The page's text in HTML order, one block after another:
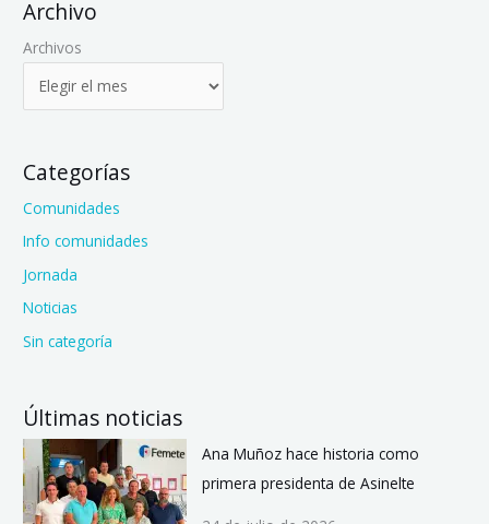
Archivo
Archivos
Categorías
Comunidades
Info comunidades
Jornada
Noticias
Sin categoría
Últimas noticias
Ana Muñoz hace historia como
primera presidenta de Asinelte